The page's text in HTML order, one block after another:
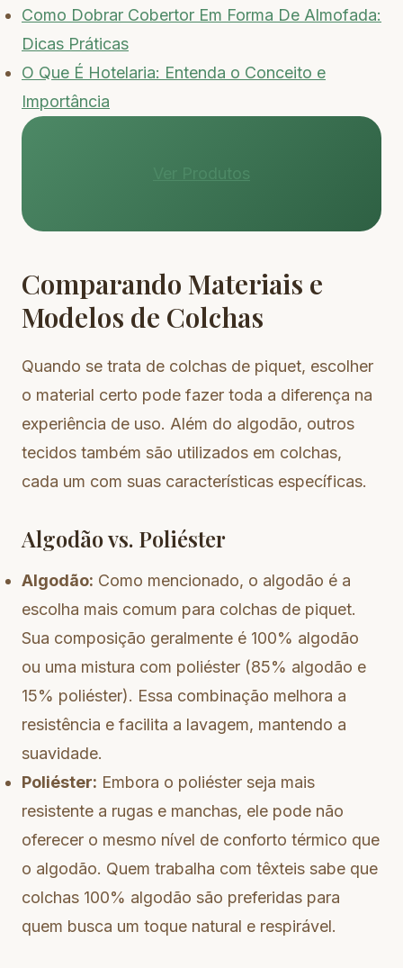
Como Dobrar Cobertor Em Forma De Almofada:
Dicas Práticas
O Que É Hotelaria: Entenda o Conceito e
Importância
Ver Produtos
Comparando Materiais e
Modelos de Colchas
Quando se trata de colchas de piquet, escolher
o material certo pode fazer toda a diferença na
experiência de uso. Além do algodão, outros
tecidos também são utilizados em colchas,
cada um com suas características específicas.
Algodão vs. Poliéster
Algodão: Como mencionado, o algodão é a
escolha mais comum para colchas de piquet.
Sua composição geralmente é 100% algodão
ou uma mistura com poliéster (85% algodão e
15% poliéster). Essa combinação melhora a
resistência e facilita a lavagem, mantendo a
suavidade.
Poliéster: Embora o poliéster seja mais
resistente a rugas e manchas, ele pode não
oferecer o mesmo nível de conforto térmico que
o algodão. Quem trabalha com têxteis sabe que
colchas 100% algodão são preferidas para
quem busca um toque natural e respirável.